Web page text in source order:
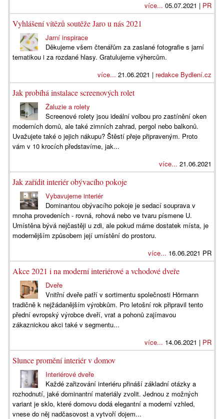
více... 05.07.2021 | PR
Vyhlášení vítězů soutěže Jaro u nás 2021
Jarní inspirace
Děkujeme všem čtenářům za zaslané fotografie s jarní
tematikou i za rozdané hlasy. Gratulujeme výhercům.
více... 21.06.2021 | redakce Bydlení.cz
Jak probíhá instalace screenových rolet
Žaluzie a rolety
Screenové rolety jsou ideální volbou pro zastínění oken
moderních domů, ale také zimních zahrad, pergol nebo balkonů.
Uvažujete také o jejich nákupu? Štěstí přeje připraveným. Proto
vám v 10 krocích představíme, jak...
více... 21.06.2021
Jak zařídit interiér obývacího pokoje
Vybavujeme interiér
Dominantou obývacího pokoje je sedací souprava v
mnoha provedeních - rovná, rohová nebo ve tvaru písmene U.
Umístěna bývá nejčastěji u zdi, ale pokud máme dostatek místa, je
modernějším způsobem její umístění do prostoru.
více... 16.06.2021 PR
Akce 2021 i na moderní interiérové a vchodové dveře
Dveře
Vnitřní dveře patří v sortimentu společnosti Hörmann
tradičně k nejžádanějším výrobkům. Pro letošní rok připravil tento
přední evropský výrobce dveří, vrat a pohonů zajímavou
zákaznickou akci také v segmentu...
více... 14.06.2021 | PR
Slunce promění interiér v domov
Interiérové dveře
Každé zařizování interiéru přináší základní otázky a
rozhodnutí, jaké dominantní materiály zvolit. Jednou z možných
variant je sklo, které domovu dodá elegantní a moderní vzhled,
vnese do něj nadčasovost a vytvoří dojem...